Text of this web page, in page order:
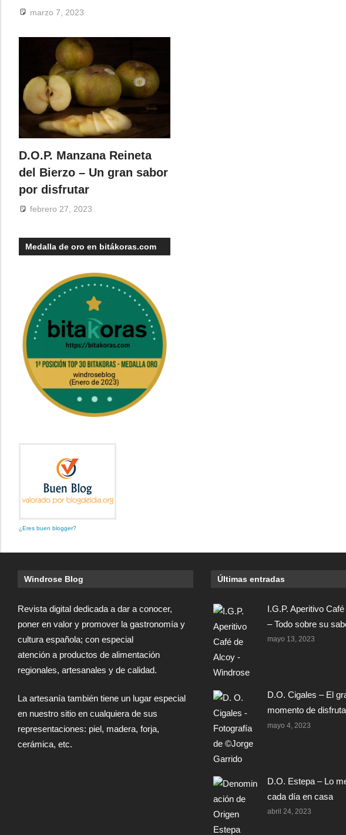
marzo 7, 2023
D.O.P. Manzana Reineta
del Bierzo – Un gran sabor
por disfrutar
febrero 27, 2023
Medalla de oro en bitákoras.com
¿Eres buen blogger?
Windrose Blog
Revista digital dedicada a dar a conocer,
poner en valor y promover la gastronomía y
cultura española; con especial
atención a productos de alimentación
regionales, artesanales y de calidad.
La artesanía también tiene un lugar especial
en nuestro sitio en cualquiera de sus
representaciones: piel, madera, forja,
cerámica, etc.
Últimas entradas
I.G.P. Aperitivo
– Todo sobre su
mayo 13, 2023
D.O. Cigales – El
momento de
mayo 4, 2023
D.O. Estepa – Lo
cada día en casa
abril 24, 2023